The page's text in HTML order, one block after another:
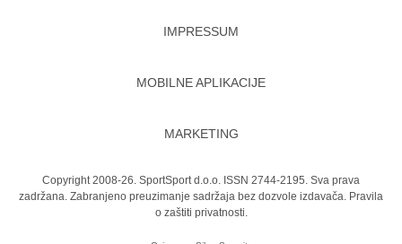
IMPRESSUM
MOBILNE APLIKACIJE
MARKETING
Copyright 2008-26. SportSport d.o.o. ISSN 2744-2195. Sva prava
zadržana. Zabranjeno preuzimanje sadržaja bez dozvole izdavača. Pravila
o zaštiti privatnosti.